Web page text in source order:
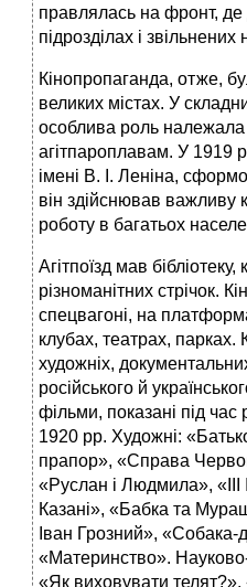
правлялась на фронт,
підрозділах і
Кінопропаганда, отже,
великих містах. У
особлива роль належала
агітпароплавам. У 1919
імені В. І. Леніна,
він здійснював важливу
роботу в багатьох
Агітпоїзд мав бібліотеку,
різноманітних стрічок.
спецвагоні, на
клубах, театрах, парках.
художніх,
російського й
фільми, показані під час
1920 рр. Художні:
прапор», «Справа
«Руслан і Людмила», «III
Казані», «Бабка та
Іван Грозний», «Собака-
«Материнство».
«Як виховувати